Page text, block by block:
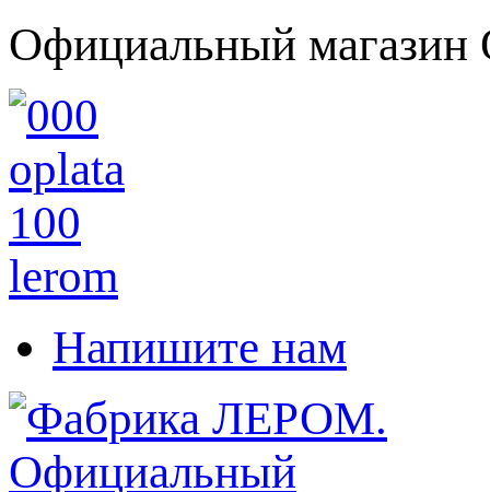
Официальный
Напишите нам